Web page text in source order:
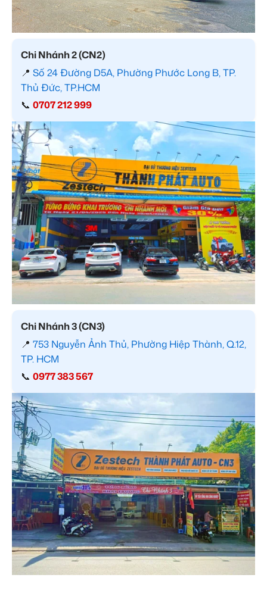
Chi Nhánh 2 (CN2)
📍 Số 24 Đường D5A, Phường Phước Long B, TP.
Thủ Đức, TP.HCM
📞 0707 212 999
Chi Nhánh 3 (CN3)
📍 753 Nguyễn Ảnh Thủ, Phường Hiệp Thành, Q.12,
TP. HCM
📞 0977 383 567